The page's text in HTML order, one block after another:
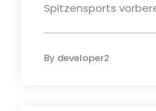
Spitzensports
By developer2